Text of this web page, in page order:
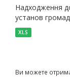
Надходження
установ громад
XLS
Ви можете